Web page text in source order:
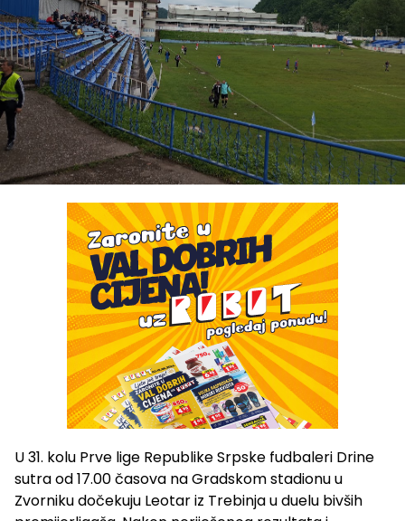
U 31. kolu Prve lige Republike Srpske fudbaleri Drine
sutra od 17.00 časova na Gradskom stadionu u
Zvorniku dočekuju Leotar iz Trebinja u duelu bivših